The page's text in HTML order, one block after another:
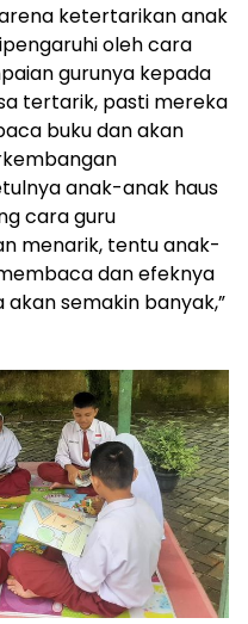
ketertarikan anak
oleh cara
gurunya kepada
tertarik, pasti mereka
buku dan akan
anak-anak haus
cara guru
menarik, tentu anak-
dan efeknya
semakin banyak,”